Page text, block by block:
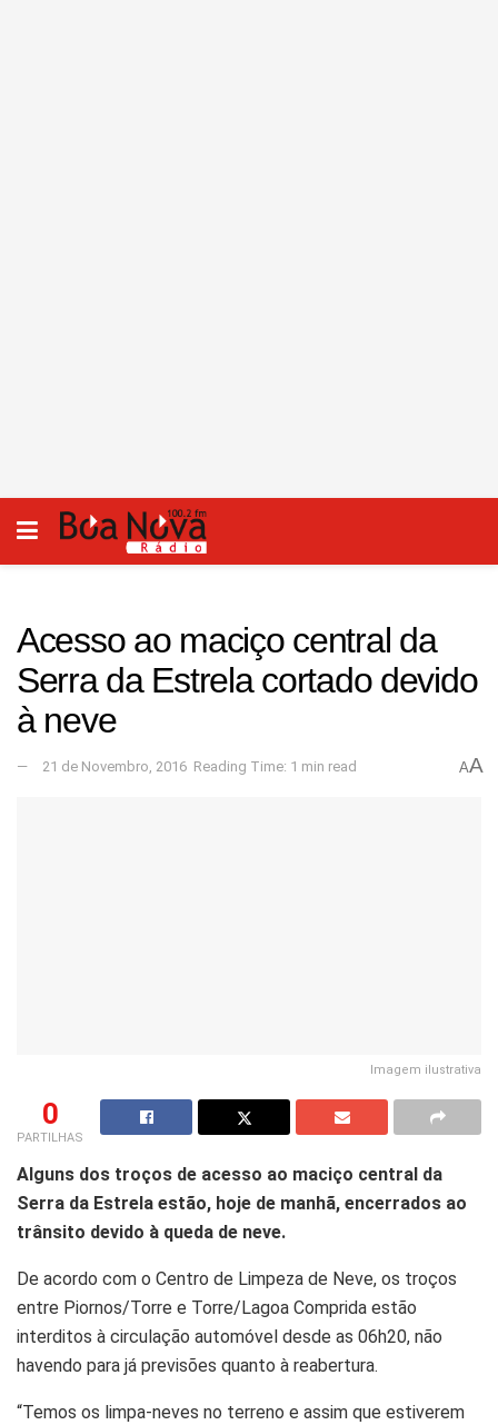
Acesso ao maciço central da
Serra da Estrela cortado devido
à neve
21 de Novembro, 2016 Reading Time: 1 min read AA
Imagem ilustrativa
0
PARTILHAS
Alguns dos troços de acesso ao maciço central da
Serra da Estrela estão, hoje de manhã, encerrados ao
trânsito devido à queda de neve.
De acordo com o Centro de Limpeza de Neve, os troços
entre Piornos/Torre e Torre/Lagoa Comprida estão
interditos à circulação automóvel desde as 06h20, não
havendo para já previsões quanto à reabertura.
“Temos os limpa-neves no terreno e assim que estiverem